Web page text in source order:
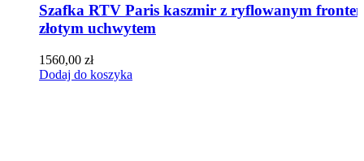
Szafka RTV Paris kaszmir z ryflowanym
złotym uchwytem
1560,00 zł
Dodaj do koszyka